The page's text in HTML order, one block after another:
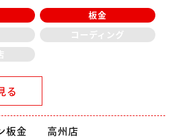
板金
コーディング
る
ン板金 高州店